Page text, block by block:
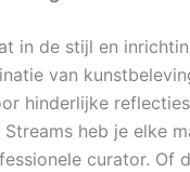
in de stijl en
van
hinderlijke
heb je elke
curator. Of